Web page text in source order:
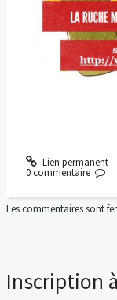
Lien permanent
0 commentaire
Les commentaires sont
Inscription